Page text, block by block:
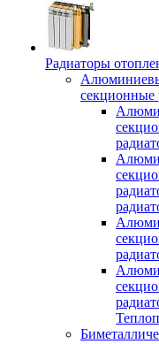
Радиаторы
секционные